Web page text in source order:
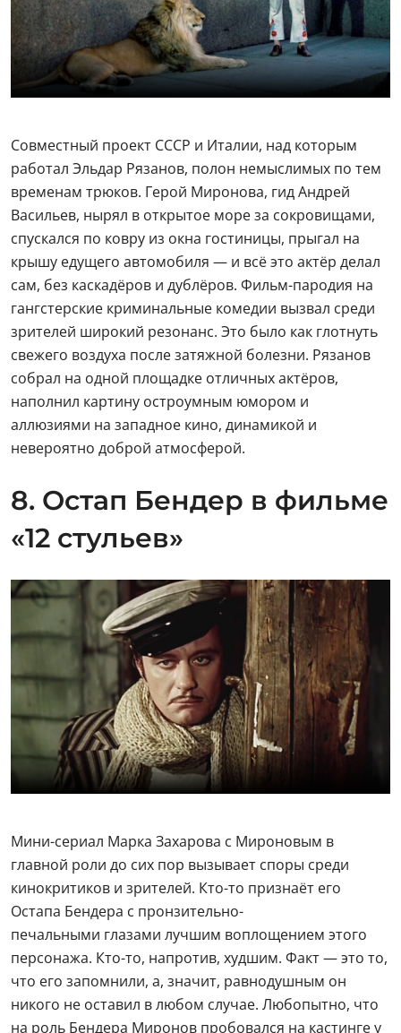
крышу едущего автомобиля — и всё это актёр делал
сам, без каскадёров и дублёров. Фильм-пародия на
гангстерские криминальные комедии вызвал среди
зрителей широкий резонанс. Это было как глотнуть
свежего воздуха после затяжной болезни. Рязанов
наполнил картину остроумным юмором и
аллюзиями на западное кино, динамикой и
невероятно доброй атмосферой.
8. Остап Бендер в фильме
«12 стульев»
Мини-сериал Марка Захарова с Мироновым в
главной роли до сих пор вызывает споры среди
кинокритиков и зрителей. Кто-то признаёт его
Остапа Бендера с пронзительно-
печальными глазами лучшим воплощением этого
персонажа. Кто-то, напротив, худшим. Факт — это то,
что его запомнили, а, значит, равнодушным он
никого не оставил в любом случае. Любопытно, что
на роль Бендера Миронов пробовался на кастинге у
Гайдая несколькими годами ранее, но тогда
комбинатором стал Арчил Гомиашвили.
9. Павел Фарятьев в
фильме
«Фантазии Фарятьева»